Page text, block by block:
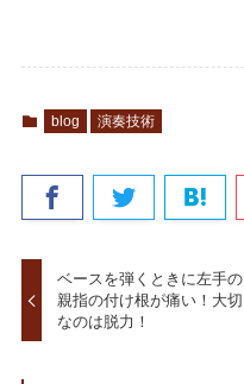
blog 演奏技術
ベースを弾くときに左手の
親指の付け根が痛い！大切
なのは脱力！